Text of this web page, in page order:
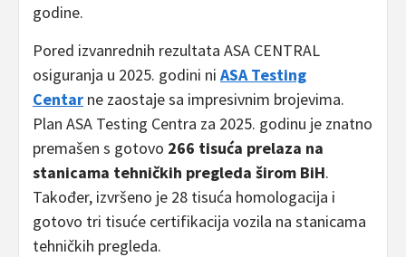
godine.
Pored izvanrednih rezultata ASA CENTRAL
osiguranja u 2025. godini ni ASA Testing
Centar ne zaostaje sa impresivnim brojevima.
Plan ASA Testing Centra za 2025. godinu je znatno
premašen s gotovo 266 tisuća prelaza na
stanicama tehničkih pregleda širom BiH.
Također, izvršeno je 28 tisuća homologacija i
gotovo tri tisuće certifikacija vozila na stanicama
tehničkih pregleda.